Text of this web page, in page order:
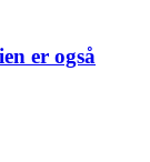
er også